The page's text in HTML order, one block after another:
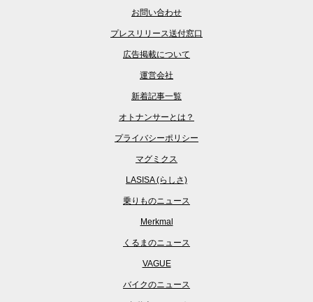
お問い合わせ
プレスリリース送付窓口
広告掲載について
運営会社
新着記事一覧
オトナンサーとは？
プライバシーポリシー
マグミクス
LASISA (らしさ)
乗りものニュース
Merkmal
くるまのニュース
VAGUE
バイクのニュース